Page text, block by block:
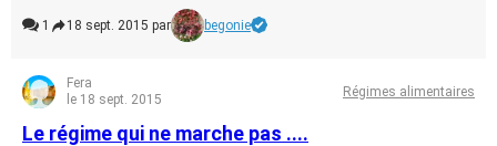
1 18 sept. 2015 par begonie
Fera
le 18 sept. 2015
Régimes alimentaires
Le régime qui ne marche pas ....